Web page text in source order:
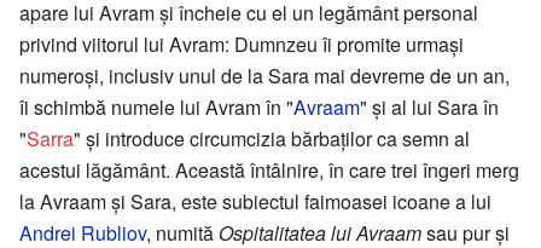
apare lui Avram şi încheie cu el un legământ personal
privind viitorul lui Avram: Dumnzeu îi promite urmaşi
numeroşi, inclusiv unul de la Sara mai devreme de un an,
îi schimbă numele lui Avram în "Avraam" şi al lui Sara în
"Sarra" şi introduce circumcizia bărbaţilor ca semn al
acestui lăgământ. Această întâlnire, în care trei îngeri merg
la Avraam şi Sara, este subiectul faimoasei icoane a lui
Andrei Rubliov, numită Ospitalitatea lui Avraamsau pur şi